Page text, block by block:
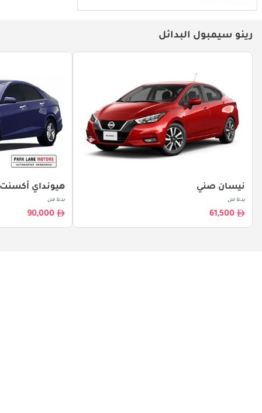
رينو سيمبول البدائل
نيسان صني
بدءا من
61,500
هيونداي أكسنت
بدءا من
90,000